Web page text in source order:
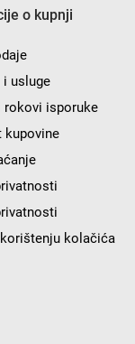
o kupnji
i usluge
rokovi isporuke
kupovine
kolačića